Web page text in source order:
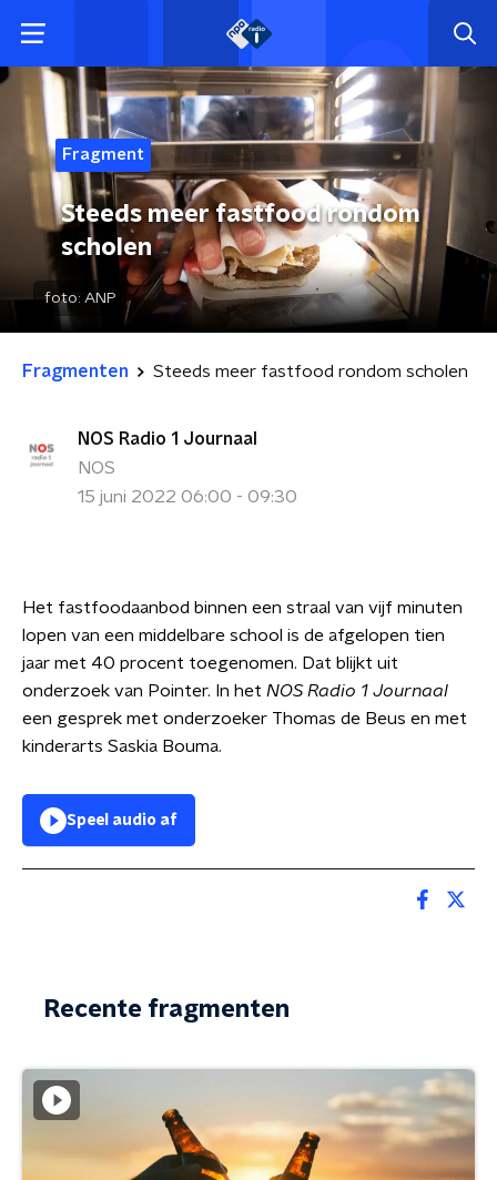
Fragment
Steeds meer fastfood rondom
scholen
foto: ANP
Fragmenten Steeds meer fastfood rondom scholen
NOS Radio 1 Journaal
NOS
15 juni 2022 06:00 - 09:30
Het fastfoodaanbod binnen een straal van vijf minuten
lopen van een middelbare school is de afgelopen tien
jaar met 40 procent toegenomen. Dat blijkt uit
onderzoek van Pointer. In het NOS Radio 1 Journaal
een gesprek met onderzoeker Thomas de Beus en met
kinderarts Saskia Bouma.
Speel audio af
Recente fragmenten